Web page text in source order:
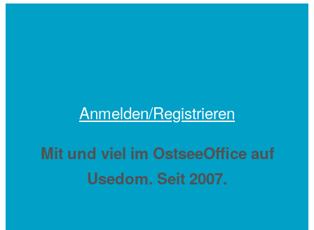
Anmelden/Registrieren
Mit und viel im OstseeOffice auf
Usedom. Seit 2007.